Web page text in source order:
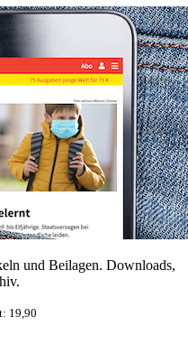
und Beilagen. Downloads,
19,90